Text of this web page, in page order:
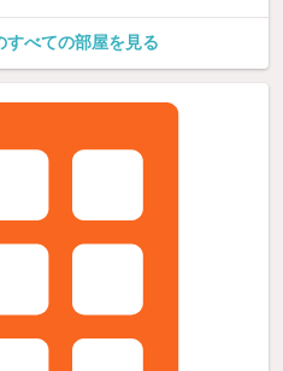
すべての部屋を見る